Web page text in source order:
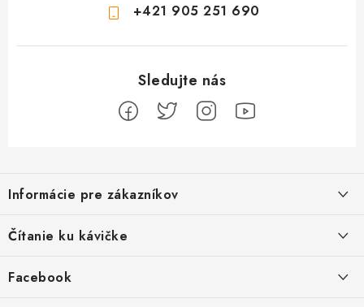
+421 905 251 690
p
ä
Informácie pre zákazníkov
Čítanie ku kávičke
Facebook